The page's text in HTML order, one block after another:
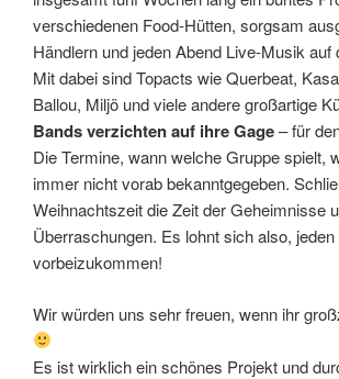
verschiedenen Food-Hütten, sorgsam
Händlern und jeden Abend Live-Musik auf
Mit dabei sind Topacts wie Querbeat,
Ballou, Miljö und viele andere großartige
Bands verzichten auf ihre Gage– für
Die Termine, wann welche Gruppe spielt,
immer nicht vorab bekanntgegeben.
Weihnachtszeit die Zeit der Geheimnisse
Überraschungen. Es lohnt sich also,
vorbeizukommen!
Wir würden uns sehr freuen, wenn ihr
Es ist wirklich ein schönes Projekt und